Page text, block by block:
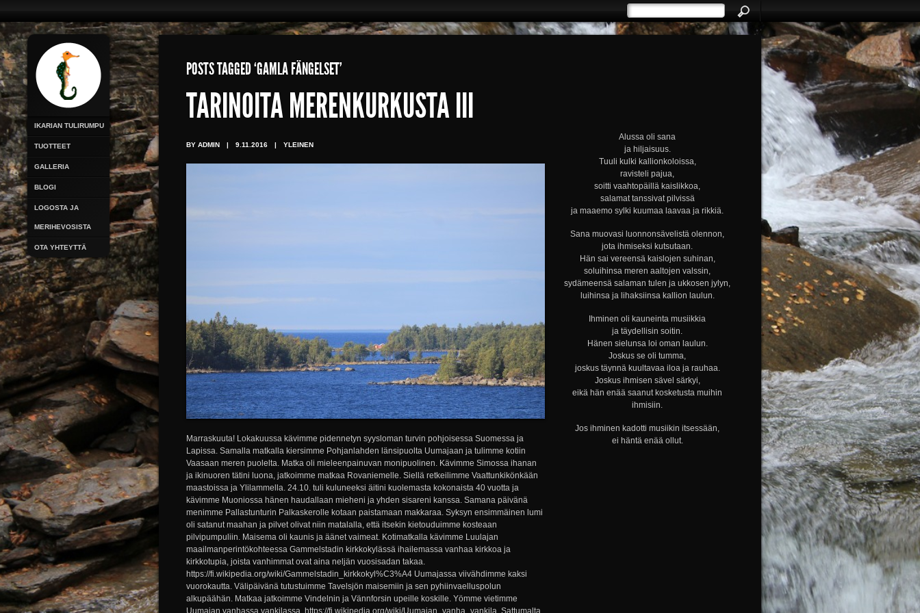
IKARIAN TULIRUMPU
TUOTTEET
GALLERIA
BLOGI
LOGOSTA JA
MERIHEVOSISTA
OTA YHTEYTTÄ
POSTS TAGGED ‘GAMLA FÄNGELSET’
Alussa oli sana
ja hiljaisuus.
Tuuli kulki kallionkoloissa,
ravisteli pajua,
soitti vaahtopäillä kaislikkoa,
salamat tanssivat pilvissä
ja maaemo sylki kuumaa laavaa ja rikkiä.
Sana muovasi luonnonsävelistä olennon,
jota ihmiseksi kutsutaan.
Hän sai vereensä kaislojen suhinan,
soluihinsa meren aaltojen valssin,
sydämeensä salaman tulen ja ukkosen jylyn,
luihinsa ja lihaksiinsa kallion laulun.
Ihminen oli kauneinta musiikkia
ja täydellisin soitin.
Hänen sielunsa loi oman laulun.
Joskus se oli tumma,
joskus täynnä kuultavaa iloa ja rauhaa.
Joskus ihmisen sävel särkyi,
eikä hän enää saanut kosketusta muihin
ihmisiin.
Jos ihminen kadotti musiikin itsessään,
ei häntä enää ollut.
TARINOITA MERENKURKUSTA III
BY ADMIN | 9.11.2016 | YLEINEN
Marraskuuta! Lokakuussa kävimme pidennetyn syysloman turvin pohjoisessa Suomessa ja
Lapissa. Samalla matkalla kiersimme Pohjanlahden länsipuolta Uumajaan ja tulimme kotiin
Vaasaan meren puolelta. Matka oli mieleenpainuvan monipuolinen. Kävimme Simossa ihanan
ja ikinuoren tätini luona, jatkoimme matkaa Rovaniemelle. Siellä retkeilimme Vaattunkikönkään
maastoissa ja Ylilammella. 24.10. tuli kuluneeksi äitini kuolemasta kokonaista 40 vuotta ja
kävimme Muoniossa hänen haudallaan mieheni ja yhden sisareni kanssa. Samana päivänä
menimme Pallastunturin Palkaskerolle kotaan paistamaan makkaraa. Syksyn ensimmäinen lumi
oli satanut maahan ja pilvet olivat niin matalalla, että itsekin kietouduimme kosteaan
pilvipumpuliin. Maisema oli kaunis ja äänet vaimeat. Kotimatkalla kävimme Luulajan
maailmanperintökohteessa Gammelstadin kirkkokylässä ihailemassa vanhaa kirkkoa ja
kirkkotupia, joista vanhimmat ovat aina neljän vuosisadan takaa.
https://fi.wikipedia.org/wiki/Gammelstadin_kirkkokyl%C3%A4 Uumajassa viivähdimme kaksi
vuorokautta. Välipäivänä tutustuimme Tavelsjön maisemiin ja sen pyhiinvaelluspolun
alkupäähän. Matkaa jatkoimme Vindelnin ja Vännforsin upeille koskille. Yömme vietimme
Uumajan vanhassa vankilassa. https://fi.wikipedia.org/wiki/Uumajan_vanha_vankila Sattumalta